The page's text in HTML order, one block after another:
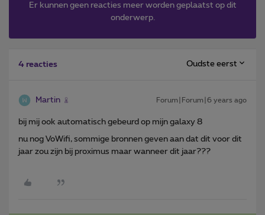
Er kunnen geen reacties meer worden geplaatst op dit
onderwerp.
4 reacties Oudste eerst
Martin Forum|Forum|6 years ago
bij mij ook automatisch gebeurd op mijn galaxy 8
nu nog VoWifi, sommige bronnen geven aan dat dit voor dit
jaar zou zijn bij proximus maar wanneer dit jaar???